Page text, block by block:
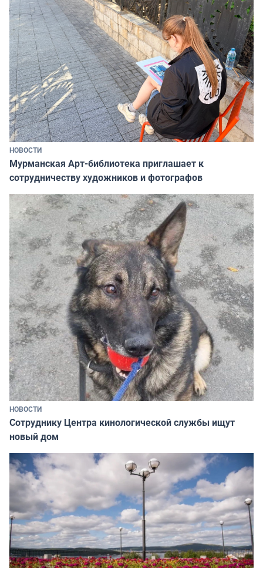
НОВОСТИ
Мурманская Арт-библиотека приглашает к
сотрудничеству художников и фотографов
НОВОСТИ
Сотруднику Центра кинологической службы ищут
новый дом